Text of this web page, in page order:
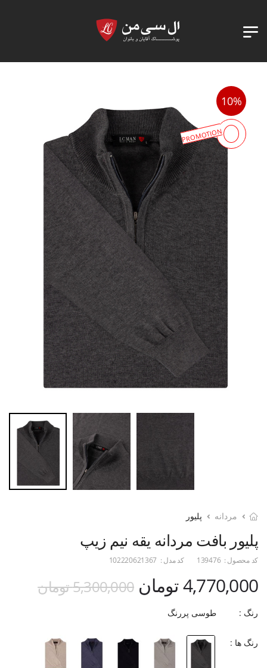
10%
PROMOTION
مردانه پلیور
پلیور بافت مردانه یقه نیم زیپ
کد محصول : 139476 کد مدل : 102220621367
4,770,000 تومان 5,300,000 تومان
رنگ : طوسی پررنگ
رنگ ها :